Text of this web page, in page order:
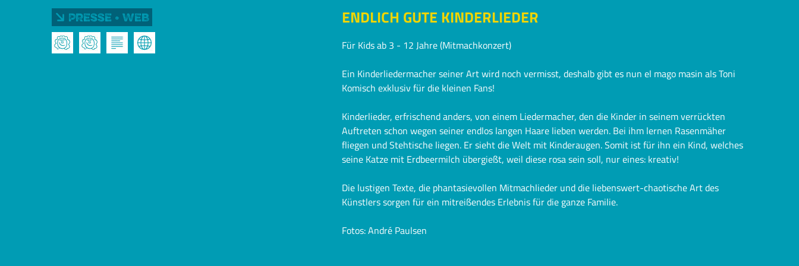
Presse • Web ENDLICH GUTE KINDERLIEDER
Für Kids ab 3 - 12 Jahre (Mitmachkonzert)
Ein Kinderliedermacher seiner Art wird noch vermisst, deshalb gibt es nun el mago masin als Toni
Komisch exklusiv für die kleinen Fans!
Kinderlieder, erfrischend anders, von einem Liedermacher, den die Kinder in seinem verrückten
Auftreten schon wegen seiner endlos langen Haare lieben werden. Bei ihm lernen Rasenmäher
fliegen und Stehtische liegen. Er sieht die Welt mit Kinderaugen. Somit ist für ihn ein Kind, welches
seine Katze mit Erdbeermilch übergießt, weil diese rosa sein soll, nur eines: kreativ!
Die lustigen Texte, die phantasievollen Mitmachlieder und die liebenswert-chaotische Art des
Künstlers sorgen für ein mitreißendes Erlebnis für die ganze Familie.
Fotos: André Paulsen